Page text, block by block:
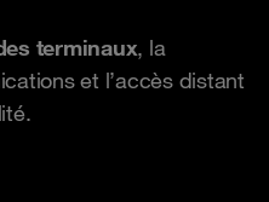
terminaux, la
et l’accès distant